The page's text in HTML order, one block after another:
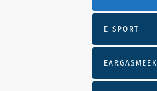
E-SPORT
EARGASMEEK